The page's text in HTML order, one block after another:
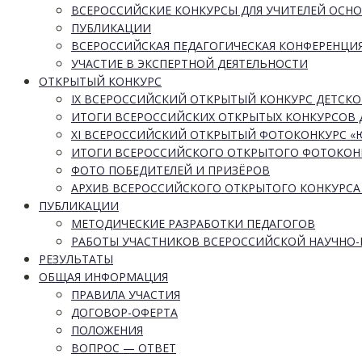
ВСЕРОССИЙСКИЕ КОНКУРСЫ ДЛЯ УЧИТЕЛЕЙ
ПУБЛИКАЦИИ
ВСЕРОССИЙСКАЯ ПЕДАГОГИЧЕСКАЯ
УЧАСТИЕ В ЭКСПЕРТНОЙ ДЕЯТЕЛЬНОСТИ
ОТКРЫТЫЙ КОНКУРС
IX ВСЕРОССИЙСКИЙ ОТКРЫТЫЙ КОНКУРС
ИТОГИ ВСЕРОССИЙСКИХ ОТКРЫТЫХ КОНКУРСОВ
XI ВСЕРОССИЙСКИЙ ОТКРЫТЫЙ ФОТОКОНКУРС
ИТОГИ ВСЕРОССИЙСКОГО ОТКРЫТОГО
ФОТО ПОБЕДИТЕЛЕЙ И ПРИЗЁРОВ
АРХИВ ВСЕРОССИЙСКОГО ОТКРЫТОГО
ПУБЛИКАЦИИ
МЕТОДИЧЕСКИЕ РАЗРАБОТКИ ПЕДАГОГОВ
РАБОТЫ УЧАСТНИКОВ ВСЕРОССИЙСКОЙ
РЕЗУЛЬТАТЫ
ОБЩАЯ ИНФОРМАЦИЯ
ПРАВИЛА УЧАСТИЯ
ДОГОВОР-ОФЕРТА
ПОЛОЖЕНИЯ
ВОПРОС — ОТВЕТ